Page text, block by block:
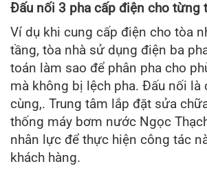
Đấu nối 3 pha cấp điện cho từng
Ví dụ khi cung cấp điện cho tòa
tầng, tòa nhà sử dụng điện ba
toán làm sao để phân pha cho
mà không bị lệch pha. Đấu nối là
cùng,. Trung tâm lắp đặt sửa
thống máy bơm nước Ngọc
nhân lực để thực hiện công tác
khách hàng.